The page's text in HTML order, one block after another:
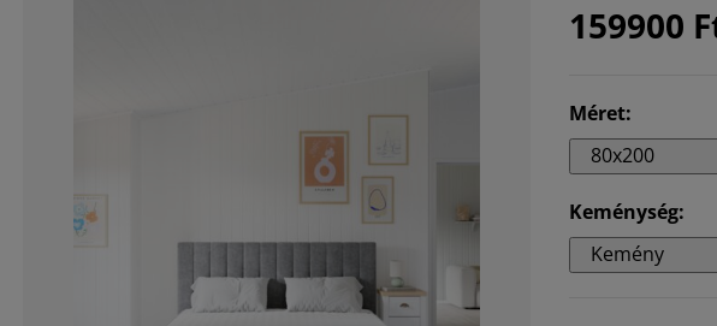
159900
Méret:
80x200
Keménység:
Kemény
11.11111111111111%
11.11111111111111%